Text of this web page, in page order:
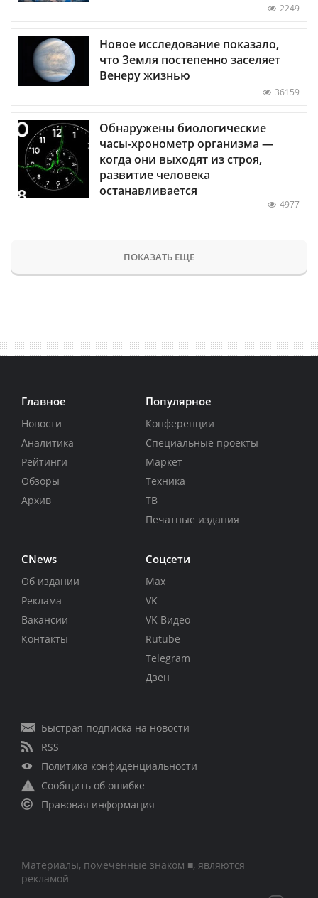
2249
Новое исследование показало,
что Земля постепенно заселяет
Венеру жизнью
36159
Обнаружены биологические
часы-хронометр организма —
когда они выходят из строя,
развитие человека
останавливается
4977
ПОКАЗАТЬ ЕЩЕ
Главное
Новости
Аналитика
Рейтинги
Обзоры
Архив
Популярное
Конференции
Специальные проекты
Маркет
Техника
ТВ
Печатные издания
CNews
Об издании
Реклама
Вакансии
Контакты
Соцсети
Max
VK
VK Видео
Rutube
Telegram
Дзен
Быстрая подписка на новости
RSS
Политика конфиденциальности
Сообщить об ошибке
Правовая информация
Материалы, помеченные знаком ■, являются
рекламой